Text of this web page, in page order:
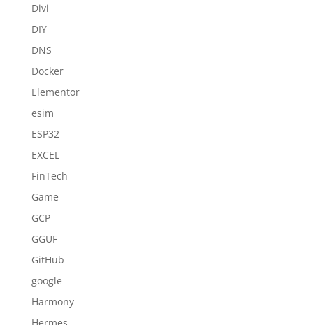
Divi
DIY
DNS
Docker
Elementor
esim
ESP32
EXCEL
FinTech
Game
GCP
GGUF
GitHub
google
Harmony
Hermes